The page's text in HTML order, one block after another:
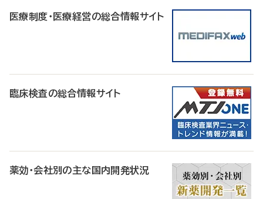
医療制度・医療経営の総合情報サイト
臨床検査の総合情報サイト
薬効・会社別の主な国内開発状況